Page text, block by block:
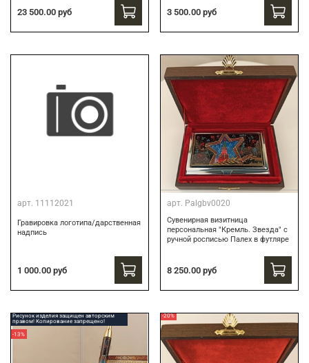
23 500.00 руб 3 500.00 руб
арт. 11112021
Гравировка логотипа/дарственная
надпись
1 000.00 руб
арт. Palgbv0020
Сувенирная визитница
персональная "Кремль. Звезда" с
ручной росписью Палех в футляре
8 250.00 руб
Рисунок изделия защищен авторским
правом! Копирование запрещено!
-13%
-20%